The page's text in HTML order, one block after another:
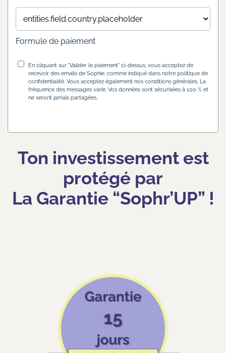
Formule de paiement
En cliquant sur "Valider le paiement” ci-dessus, vous acceptez de
recevoir des emails de Sophie, comme indiqué dans notre politique de
confidentialité. Vous acceptez également nos conditions générales. La
fréquence des messages varie. Vos données sont sécurisées à 100 % et
ne seront jamais partagées.
Ton investissement est
protégé par
La Garantie “Sophr’UP” !